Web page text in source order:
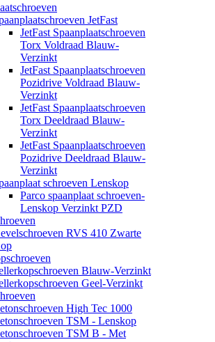
JetFast
JetFast Spaanplaatschroeven
Torx Voldraad Blauw-
Verzinkt
JetFast Spaanplaatschroeven
Pozidrive Voldraad Blauw-
Verzinkt
JetFast Spaanplaatschroeven
Torx Deeldraad Blauw-
Verzinkt
JetFast Spaanplaatschroeven
Pozidrive Deeldraad Blauw-
Verzinkt
schroeven Lenskop
Parco spaanplaat schroeven-
Lenskop Verzinkt PZD
RVS 410 Zwarte
Blauw-Verzinkt
Geel-Verzinkt
High Tec 1000
TSM - Lenskop
TSM B - Met